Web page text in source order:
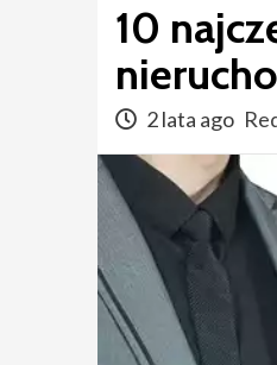
10
2 lata ago